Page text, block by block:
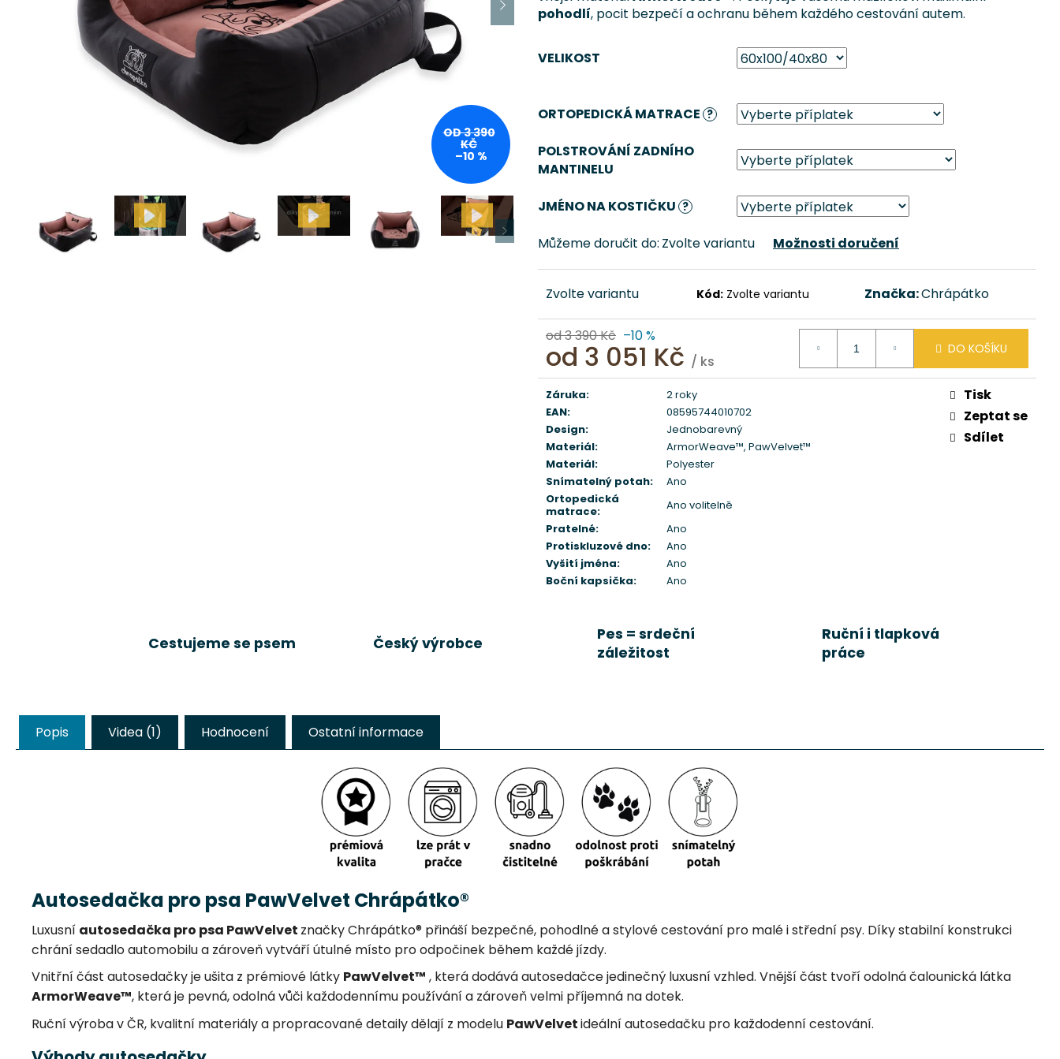
pohodlí, pocit bezpečí a ochranu během každého cestování autem.
VELIKOST
ORTOPEDICKÁ MATRACE ?
POLSTROVÁNÍ ZADNÍHO
MANTINELU
JMÉNO NA KOSTIČKU ?
Můžeme doručit do: Zvolte variantu Možnosti doručení
Zvolte variantu Kód: Zvolte variantu Značka:Chrápátko
od 3 390 Kč –10 %
od 3 051 Kč / ks
Měrná
cena:
DO KOŠÍKU
Záruka:
2 roky
EAN:
08595744010702
Design:
Jednobarevný
Materiál: ArmorWeave™, PawVelvet™
Materiál:
Polyester
Snímatelný potah:
Ano
Ortopedická
matrace:
Ano volitelně
Pratelné:
Ano
Protiskluzové dno:
Ano
Vyšití jména:
Ano
Boční kapsička: Ano
Tisk
Zeptat se
Sdílet
OD 3 390
KČ
–10 %
Cestujeme se psem Český výrobce
Pes = srdeční
záležitost
Ruční i tlapková
práce
Popis Videa (1) Hodnocení Ostatní informace
Autosedačka pro psa PawVelvet Chrápátko®
Luxusní autosedačka pro psa PawVelvet značky Chrápátko® přináší bezpečné, pohodlné a stylové cestování pro malé i střední psy. Díky stabilní konstrukci
chrání sedadlo automobilu a zároveň vytváří útulné místo pro odpočinek během každé jízdy.
Vnitřní část autosedačky je ušita z prémiové látky PawVelvet™ , která dodává autosedačce jedinečný luxusní vzhled. Vnější část tvoří odolná čalounická látka
ArmorWeave™, která je pevná, odolná vůči každodennímu používání a zároveň velmi příjemná na dotek.
Ruční výroba v ČR, kvalitní materiály a propracované detaily dělají z modelu PawVelvetideální autosedačku pro každodenní cestování.